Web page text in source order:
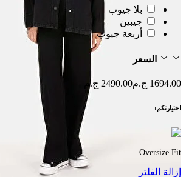
بلا جيوب
جيبين
أربعة جيوب
السعر
1694.00 ج.م 2490.00 ج.م
اختيارتكم:
Oversize Fit
إزالة الفلتر